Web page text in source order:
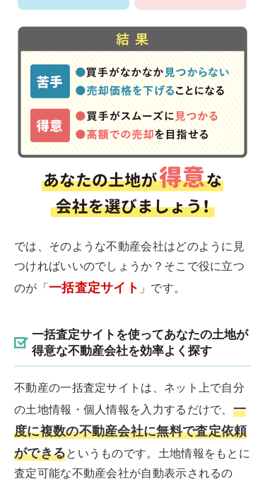
では、そのような不動産会社はどのように見
つければいいのでしょうか？そこで役に立つ
のが「一括査定サイト 」です。
一括査定サイトを使ってあなたの土地が
得意な不動産会社を効率よく探す
不動産の一括査定サイトは、ネット上で自分
の土地情報・個人情報を入力するだけで、 一
度に複数の不動産会社に無料で査定依頼
ができるというものです。土地情報をもとに
査定可能な不動産会社が自動表示されるの